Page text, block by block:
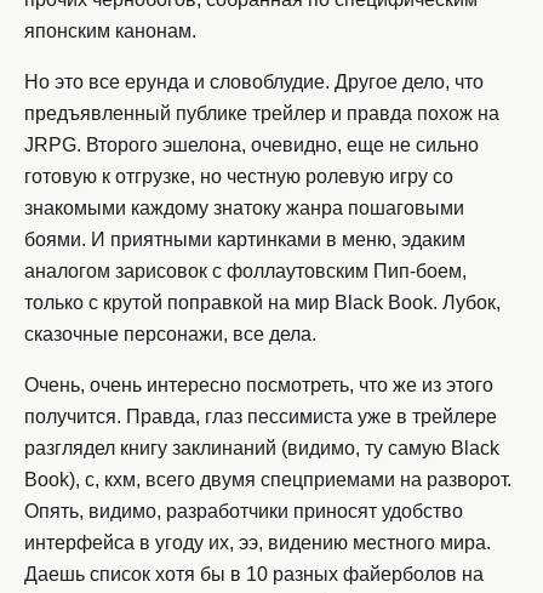
японским канонам.
Но это все ерунда и словоблудие. Другое дело, что
предъявленный публике трейлер и правда похож на
JRPG. Второго эшелона, очевидно, еще не сильно
готовую к отгрузке, но честную ролевую игру со
знакомыми каждому знатоку жанра пошаговыми
боями. И приятными картинками в меню, эдаким
аналогом зарисовок с фоллаутовским Пип-боем,
только с крутой поправкой на мир Black Book. Лубок,
сказочные персонажи, все дела.
Очень, очень интересно посмотреть, что же из этого
получится. Правда, глаз пессимиста уже в трейлере
разглядел книгу заклинаний (видимо, ту самую Black
Book), с, кхм, всего двумя спецприемами на разворот.
Опять, видимо, разработчики приносят удобство
интерфейса в угоду их, ээ, видению местного мира.
Даешь список хотя бы в 10 разных файерболов на